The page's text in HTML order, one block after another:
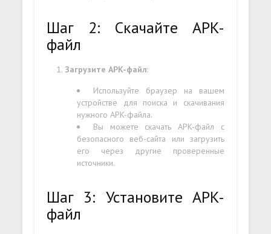
Шаг 2: Скачайте APK-
файл
Загрузите APK-файл:
Используйте браузер на вашем
устройстве для поиска и скачивания
нужного APK-файла.
Вы можете скачать APK-файл с
безопасного веб-сайта или загрузить
его через другие проверенные
источники.
Шаг 3: Установите APK-
файл